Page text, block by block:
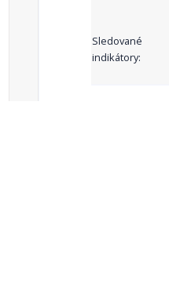
Sledované
indikátory: